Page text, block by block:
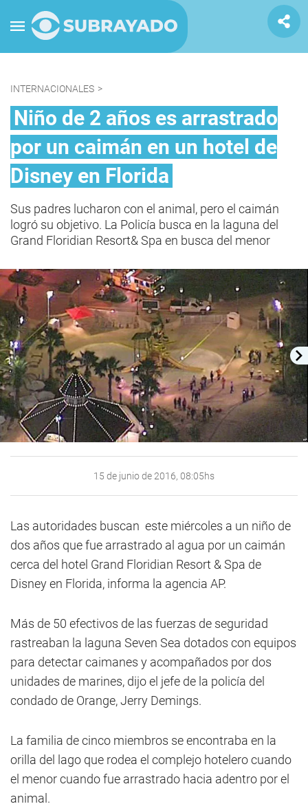
INTERNACIONALES >
Niño de 2 años es arrastrado
por un caimán en un hotel de
Disney en Florida
Sus padres lucharon con el animal, pero el caimán
logró su objetivo. La Policía busca en la laguna del
Grand Floridian Resort& Spa en busca del menor
15 de junio de 2016, 08:05hs
Las autoridades buscan este miércoles a un niño de
dos años que fue arrastrado al agua por un caimán
cerca del hotel Grand Floridian Resort & Spa de
Disney en Florida, informa la agencia AP.
Más de 50 efectivos de las fuerzas de seguridad
rastreaban la laguna Seven Sea dotados con equipos
para detectar caimanes y acompañados por dos
unidades de marines, dijo el jefe de la policía del
condado de Orange, Jerry Demings.
La familia de cinco miembros se encontraba en la
orilla del lago que rodea el complejo hotelero cuando
el menor cuando fue arrastrado hacia adentro por el
animal.